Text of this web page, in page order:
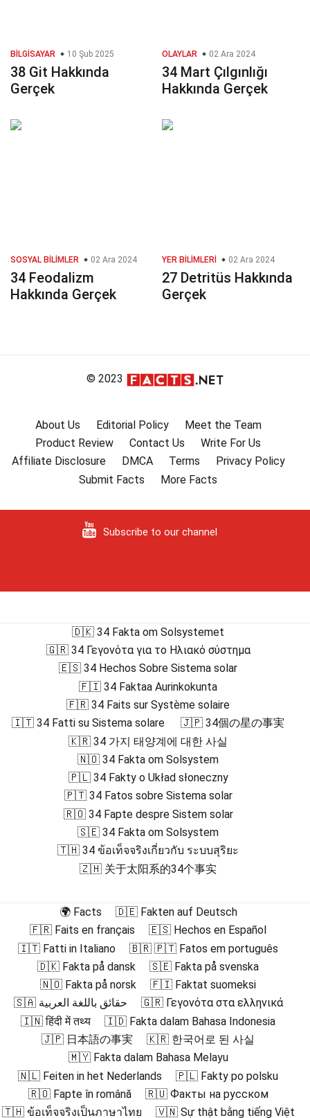
BILGISAYAR 10 Şub 2025
38 Git Hakkında
Gerçek
OLAYLAR 02 Ara 2024
34 Mart Çılgınlığı
Hakkında Gerçek
SOSYAL BILIMLER 02 Ara 2024
34 Feodalizm
Hakkında Gerçek
YER BILIMLERI 02 Ara 2024
27 Detritüs Hakkında
Gerçek
© 2023
About Us Editorial Policy
Meet the Team
Product Review
Contact Us
Write For Us
Affiliate Disclosure
DMCA Terms
Privacy Policy
Submit Facts
More Facts
Subscribe to our channel
🇩🇰 34 Fakta om Solsystemet
🇬🇷 34 Γεγονότα για το Ηλιακό σύστημα
🇪🇸 34 Hechos Sobre Sistema solar
🇫🇮 34 Faktaa Aurinkokunta
🇫🇷 34 Faits sur Système solaire
🇮🇹 34 Fatti su Sistema solare
🇯🇵 34個の星の事実
🇰🇷 34 가지 태양계에 대한 사실
🇳🇴 34 Fakta om Solsystem
🇵🇱 34 Fakty o Układ słoneczny
🇵🇹 34 Fatos sobre Sistema solar
🇷🇴 34 Fapte despre Sistem solar
🇸🇪 34 Fakta om Solsystem
🇹🇭 34 ข้อเท็จจริงเกี่ยวกับ ระบบสุริยะ
🇿🇭 关于太阳系的34个事实
🌍 Facts
🇩🇪 Fakten auf Deutsch
🇫🇷 Faits en français
🇪🇸 Hechos en Español
🇮🇹 Fatti in Italiano
🇧🇷 🇵🇹 Fatos em português
🇩🇰 Fakta på dansk
🇸🇪 Fakta på svenska
🇳🇴 Fakta på norsk
🇫🇮 Faktat suomeksi
🇸🇦 حقائق باللغة العربية
🇬🇷 Γεγονότα στα ελληνικά
🇮🇳 हिंदी में तथ्य
🇮🇩 Fakta dalam Bahasa Indonesia
🇯🇵 日本語の事実
🇰🇷 한국어로 된 사실
🇲🇾 Fakta dalam Bahasa Melayu
🇳🇱 Feiten in het Nederlands
🇵🇱 Fakty po polsku
🇷🇴 Fapte în română
🇷🇺 Факты на русском
🇹🇭 ข้อเท็จจริงเป็นภาษาไทย
🇻🇳 Sự thật bằng tiếng Việt